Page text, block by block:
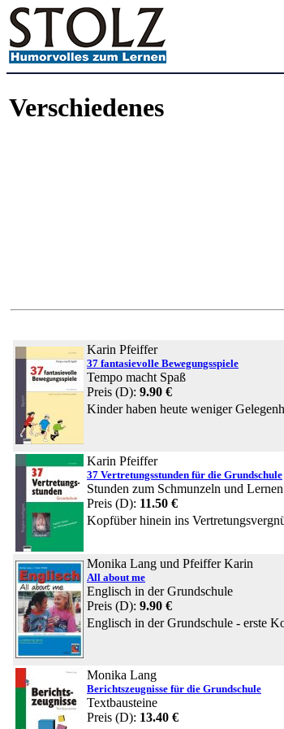
Verschiedenes
Karin Pfeiffer
37 fantasievolle Bewegungsspiele
Tempo macht Spaß
Preis (D): 9.90 €
Kinder haben heute weniger
Karin Pfeiffer
37 Vertretungsstunden für die Grundschule
Stunden zum Schmunzeln und Lernen
Preis (D): 11.50 €
Kopfüber hinein ins
Monika Lang und Pfeiffer Karin
All about me
Englisch in der Grundschule
Preis (D): 9.90 €
Englisch in der Grundschule - erste
Monika Lang
Berichtszeugnisse für die Grundschule
Textbausteine
Preis (D): 13.40 €